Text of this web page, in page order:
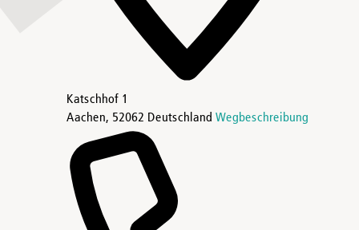
Katschhof 1
Aachen, 52062 Deutschland Wegbeschreibung